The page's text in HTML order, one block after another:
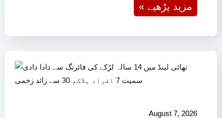
« مزید پڑھیے
August 7, 2026